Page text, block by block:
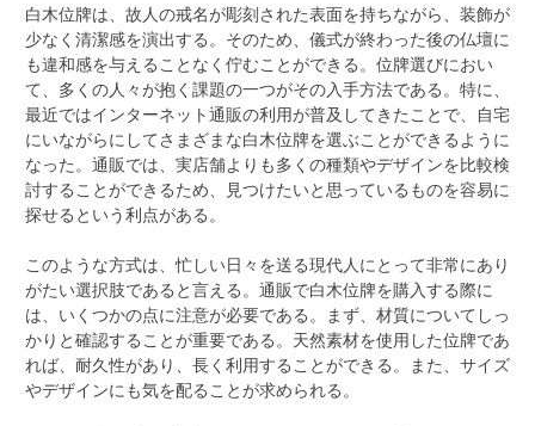
白木位牌は、故人の戒名が彫刻された表面を持ちながら、装飾が
少なく清潔感を演出する。そのため、儀式が終わった後の仏壇に
も違和感を与えることなく佇むことができる。位牌選びにおい
て、多くの人々が抱く課題の一つがその入手方法である。特に、
最近ではインターネット通販の利用が普及してきたことで、自宅
にいながらにしてさまざまな白木位牌を選ぶことができるように
なった。通販では、実店舗よりも多くの種類やデザインを比較検
討することができるため、見つけたいと思っているものを容易に
探せるという利点がある。
このような方式は、忙しい日々を送る現代人にとって非常にあり
がたい選択肢であると言える。通販で白木位牌を購入する際に
は、いくつかの点に注意が必要である。まず、材質についてしっ
かりと確認することが重要である。天然素材を使用した位牌であ
れば、耐久性があり、長く利用することができる。また、サイズ
やデザインにも気を配ることが求められる。